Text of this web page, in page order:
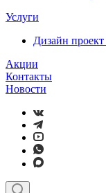
Услуги
Дизайн
Акции
Контакты
Новости